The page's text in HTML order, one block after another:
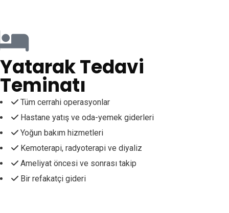
Yatarak Tedavi
Teminatı
Tüm cerrahi operasyonlar
Hastane yatış ve oda-yemek giderleri
Yoğun bakım hizmetleri
Kemoterapi, radyoterapi ve diyaliz
Ameliyat öncesi ve sonrası takip
Bir refakatçi gideri